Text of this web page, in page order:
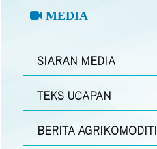
MEDIA
SIARAN MEDIA
TEKS UCAPAN
BERITA AGRIKOMODITI